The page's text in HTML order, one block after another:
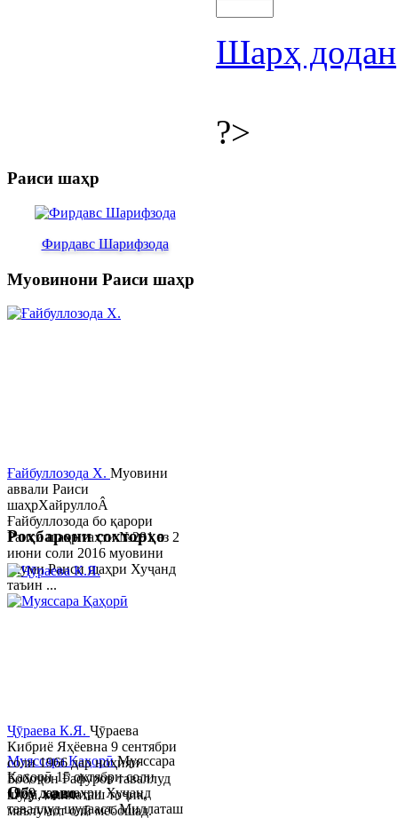
Шарҳ додан
?>
Раиси шаҳр
Фирдавс Шарифзода
Муовинони Раиси шаҳр
Ғайбуллозода Х. Муовини
аввали Раиси
шаҳрХайруллоÂ
Ғайбуллозода бо қарори
Раиси шаҳр таҳти №281 аз 2
июни соли 2016 муовини
якуми Раиси шаҳри Хуҷанд
таъин ...
Муяссара ҚаҳорӣМуяссара
Қаҳорӣ 15 октябри соли
1979 дар шаҳри Хуҷанд
таваллуд шудааст. Миллаташ
Роҳбарони сохторҳо
Ҷӯраева К.Я. Ҷӯраева
Кибриё Яҳёевна 9 сентябри
соли 1966 дар ноҳияи
Бобоҷон Ғафуров таваллуд
шуда, миллаташ тоҷик,
маълумот олӣ мебошад.
Обу хаво